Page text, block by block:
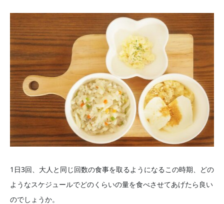
1日3回、大人と同じ回数の食事を取るようになるこの時期、どの
ようなスケジュールでどのくらいの量を食べさせてあげたら良い
のでしょうか。